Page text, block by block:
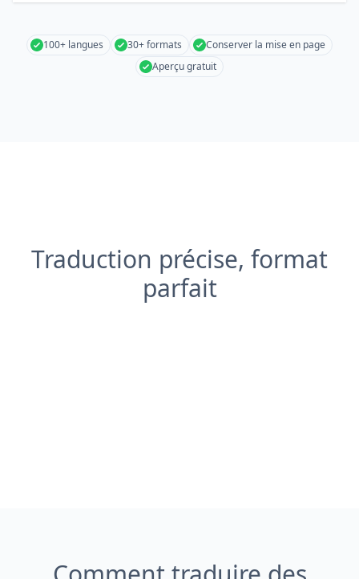
100+ langues 30+ formats
Conserver la mise en page
Aperçu gratuit
Traduction précise, format
parfait